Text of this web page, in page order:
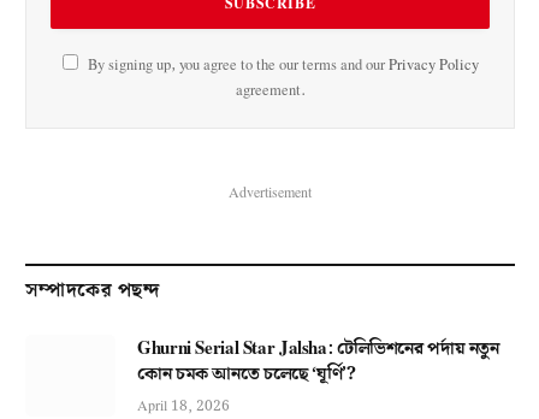
By signing up, you agree to the our terms and ourPrivacy Policy
agreement.
Advertisement
সম্পাদকের পছন্দ
Ghurni Serial Star Jalsha: টেলিভিশনের পর্দায় নতুন
কোন চমক আনতে চলেছে ‘ঘূর্ণি’?
April 18, 2026